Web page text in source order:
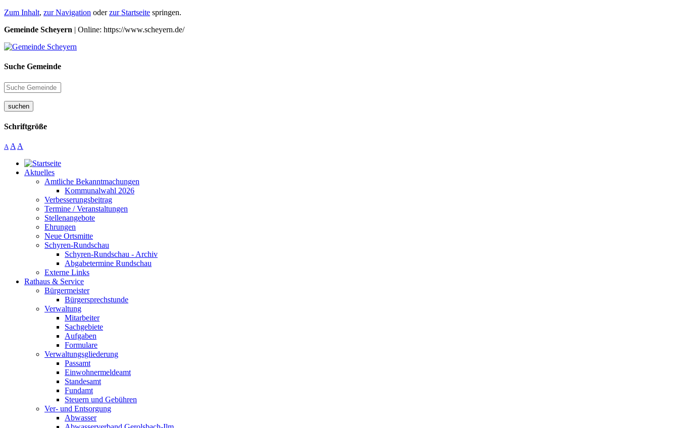
Zum Inhalt, zur Navigation oderzur Startseite springen.
Gemeinde Scheyern | Online: https://www.scheyern.de/
Suche Gemeinde
suchen
Schriftgröße
A A A
Aktuelles
Amtliche Bekanntmachungen
Kommunalwahl 2026
Verbesserungsbeitrag
Termine / Veranstaltungen
Stellenangebote
Ehrungen
Neue Ortsmitte
Schyren-Rundschau
Schyren-Rundschau - Archiv
Abgabetermine Rundschau
Externe Links
Rathaus & Service
Bürgermeister
Bürgersprechstunde
Verwaltung
Mitarbeiter
Sachgebiete
Aufgaben
Formulare
Verwaltungsgliederung
Passamt
Einwohnermeldeamt
Standesamt
Fundamt
Steuern und Gebühren
Ver- und Entsorgung
Abwasser